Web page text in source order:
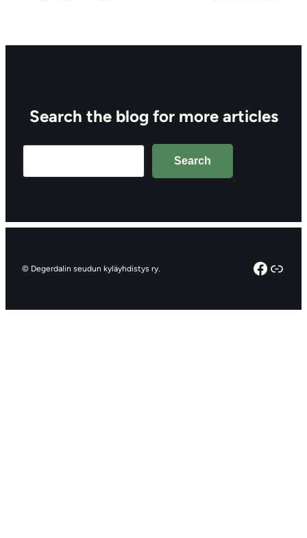
Search the blog for more articles
Search
© Degerdalin seudun kyläyhdistys ry.